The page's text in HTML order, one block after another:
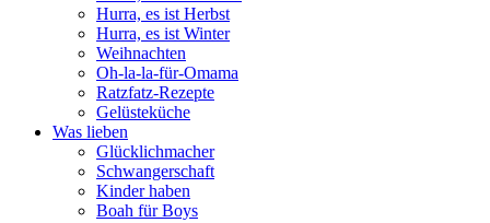
Hurra, es ist Herbst
Hurra, es ist Winter
Weihnachten
Oh-la-la-für-Omama
Ratzfatz-Rezepte
Gelüsteküche
Was lieben
Glücklichmacher
Schwangerschaft
Kinder haben
Boah für Boys